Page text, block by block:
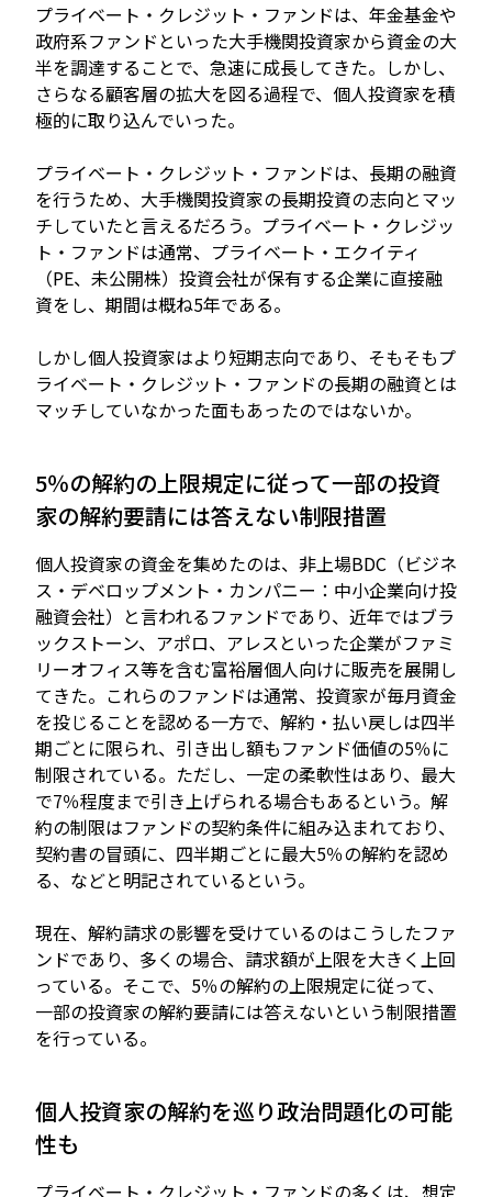
プライベート・クレジット・ファンドは、年金基金や
政府系ファンドといった大手機関投資家から資金の大
半を調達することで、急速に成長してきた。しかし、
さらなる顧客層の拡大を図る過程で、個人投資家を積
極的に取り込んでいった。
プライベート・クレジット・ファンドは、長期の融資
を行うため、大手機関投資家の長期投資の志向とマッ
チしていたと言えるだろう。プライベート・クレジッ
ト・ファンドは通常、プライベート・エクイティ
（PE、未公開株）投資会社が保有する企業に直接融
資をし、期間は概ね5年である。
しかし個人投資家はより短期志向であり、そもそもプ
ライベート・クレジット・ファンドの長期の融資とは
マッチしていなかった面もあったのではないか。
5％の解約の上限規定に従って一部の投資
家の解約要請には答えない制限措置
個人投資家の資金を集めたのは、非上場BDC（ビジネ
ス・デベロップメント・カンパニー：中小企業向け投
融資会社）と言われるファンドであり、近年ではブラ
ックストーン、アポロ、アレスといった企業がファミ
リーオフィス等を含む富裕層個人向けに販売を展開し
てきた。これらのファンドは通常、投資家が毎月資金
を投じることを認める一方で、解約・払い戻しは四半
期ごとに限られ、引き出し額もファンド価値の5％に
制限されている。ただし、一定の柔軟性はあり、最大
で7％程度まで引き上げられる場合もあるという。解
約の制限はファンドの契約条件に組み込まれており、
契約書の冒頭に、四半期ごとに最大5％の解約を認め
る、などと明記されているという。
現在、解約請求の影響を受けているのはこうしたファ
ンドであり、多くの場合、請求額が上限を大きく上回
っている。そこで、5％の解約の上限規定に従って、
一部の投資家の解約要請には答えないという制限措置
を行っている。
個人投資家の解約を巡り政治問題化の可能
性も
プライベート・クレジット・ファンドの多くは、想定